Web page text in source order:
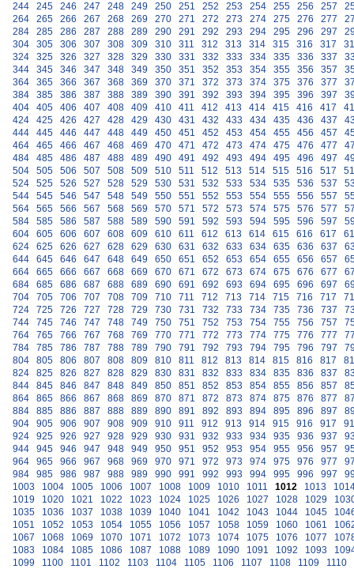
244
245 246 247 248 249 250 251 252 253 254 255 256 257
264
265 266 267 268 269 270 271 272 273 274 275 276 277
284
285 286 287 288 289 290 291 292 293 294 295 296 297
304
305 306 307 308 309 310 311 312 313 314 315 316 317
324
325 326 327 328 329 330 331 332 333 334 335 336 337
344
345 346 347 348 349 350 351 352 353 354 355 356 357
364
365 366 367 368 369 370 371 372 373 374 375 376 377
384
385 386 387 388 389 390 391 392 393 394 395 396 397
404
405 406 407 408 409 410 411 412 413 414 415 416 417
424
425 426 427 428 429 430 431 432 433 434 435 436 437
444
445 446 447 448 449 450 451 452 453 454 455 456 457
464
465 466 467 468 469 470 471 472 473 474 475 476 477
484
485 486 487 488 489 490 491 492 493 494 495 496 497
504
505 506 507 508 509 510 511 512 513 514 515 516 517
524
525 526 527 528 529 530 531 532 533 534 535 536 537
544
545 546 547 548 549 550 551 552 553 554 555 556 557
564
565 566 567 568 569 570 571 572 573 574 575 576 577
584
585 586 587 588 589 590 591 592 593 594 595 596 597
604
605 606 607 608 609 610 611 612 613 614 615 616 617
624
625 626 627 628 629 630 631 632 633 634 635 636 637
644
645 646 647 648 649 650 651 652 653 654 655 656 657
664
665 666 667 668 669 670 671 672 673 674 675 676 677
684
685 686 687 688 689 690 691 692 693 694 695 696 697
704
705 706 707 708 709 710 711 712 713 714 715 716 717
724
725 726 727 728 729 730 731 732 733 734 735 736 737
744
745 746 747 748 749 750 751 752 753 754 755 756 757
764
765 766 767 768 769 770 771 772 773 774 775 776 777
784
785 786 787 788 789 790 791 792 793 794 795 796 797
804
805 806 807 808 809 810 811 812 813 814 815 816 817
824
825 826 827 828 829 830 831 832 833 834 835 836 837
844
845 846 847 848 849 850 851 852 853 854 855 856 857
864
865 866 867 868 869 870 871 872 873 874 875 876 877
884
885 886 887 888 889 890 891 892 893 894 895 896 897
904
905 906 907 908 909 910 911 912 913 914 915 916 917
924
925 926 927 928 929 930 931 932 933 934 935 936 937
944
945 946 947 948 949 950 951 952 953 954 955 956 957
964
965 966 967 968 969 970 971 972 973 974 975 976 977
984
985 986 987 988 989 990 991 992 993 994 995 996 997
1003
1004 1005 1006 1007 1008 1009 1010 1011 1012 1013
1019
1020 1021 1022 1023 1024 1025 1026 1027 1028 1029
1035
1036 1037 1038 1039 1040 1041 1042 1043 1044 1045
1051
1052 1053 1054 1055 1056 1057 1058 1059 1060 1061
1067
1068 1069 1070 1071 1072 1073 1074 1075 1076 1077
1083
1084 1085 1086 1087 1088 1089 1090 1091 1092 1093
1099
1100 1101 1102 1103 1104 1105 1106 1107 1108 1109 1110